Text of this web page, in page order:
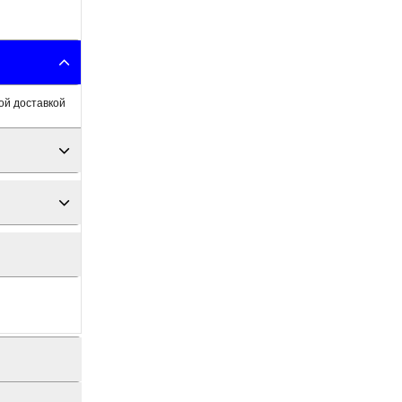
доставкой